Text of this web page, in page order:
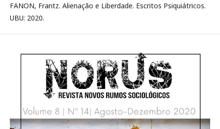
FANON, Frantz. Alienação e Liberdade. Escritos Psiquiátricos.
UBU: 2020.